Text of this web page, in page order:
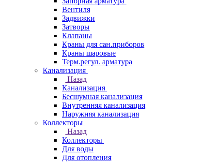
Вентиля
Задвижки
Затворы
Клапаны
Краны для сан.приборов
Краны шаровые
Терм.регул. арматура
Канализация
Назад
Канализация
Бесшумная канализация
Внутренняя канализация
Наружняя канализация
Коллекторы
Назад
Коллекторы
Для воды
Для отопления